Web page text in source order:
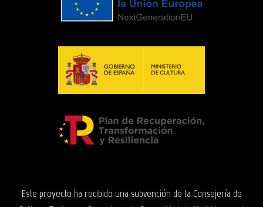
Este proyecto ha recibido una subvención de la Consejería de